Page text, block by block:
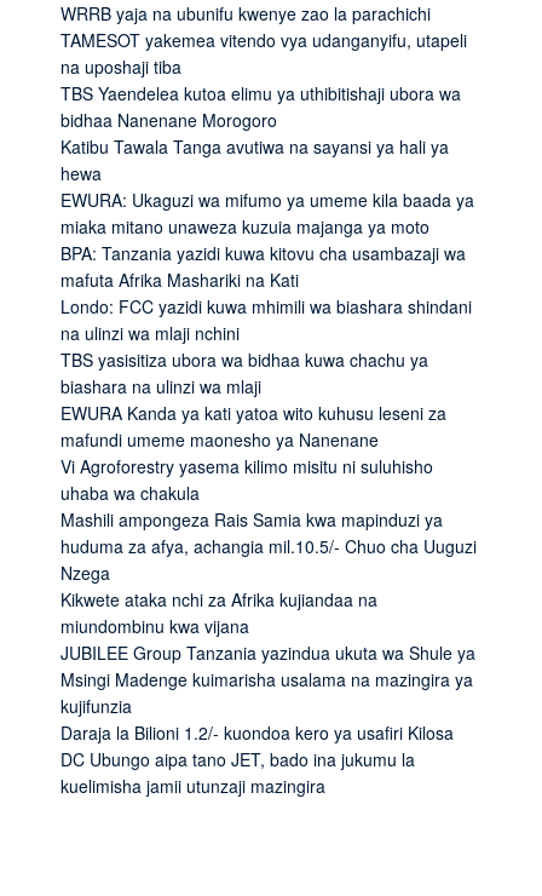
WRRB yaja na ubunifu kwenye zao la parachichi
TAMESOT yakemea vitendo vya udanganyifu, utapeli
na uposhaji tiba
TBS Yaendelea kutoa elimu ya uthibitishaji ubora wa
bidhaa Nanenane Morogoro
Katibu Tawala Tanga avutiwa na sayansi ya hali ya
hewa
EWURA: Ukaguzi wa mifumo ya umeme kila baada ya
miaka mitano unaweza kuzuia majanga ya moto
BPA: Tanzania yazidi kuwa kitovu cha usambazaji wa
mafuta Afrika Mashariki na Kati
Londo: FCC yazidi kuwa mhimili wa biashara shindani
na ulinzi wa mlaji nchini
TBS yasisitiza ubora wa bidhaa kuwa chachu ya
biashara na ulinzi wa mlaji
EWURA Kanda ya kati yatoa wito kuhusu leseni za
mafundi umeme maonesho ya Nanenane
Vi Agroforestry yasema kilimo misitu ni suluhisho
uhaba wa chakula
Mashili ampongeza Rais Samia kwa mapinduzi ya
huduma za afya, achangia mil.10.5/- Chuo cha Uuguzi
Nzega
Kikwete ataka nchi za Afrika kujiandaa na
miundombinu kwa vijana
JUBILEE Group Tanzania yazindua ukuta wa Shule ya
Msingi Madenge kuimarisha usalama na mazingira ya
kujifunzia
Daraja la Bilioni 1.2/- kuondoa kero ya usafiri Kilosa
DC Ubungo aipa tano JET, bado ina jukumu la
kuelimisha jamii utunzaji mazingira